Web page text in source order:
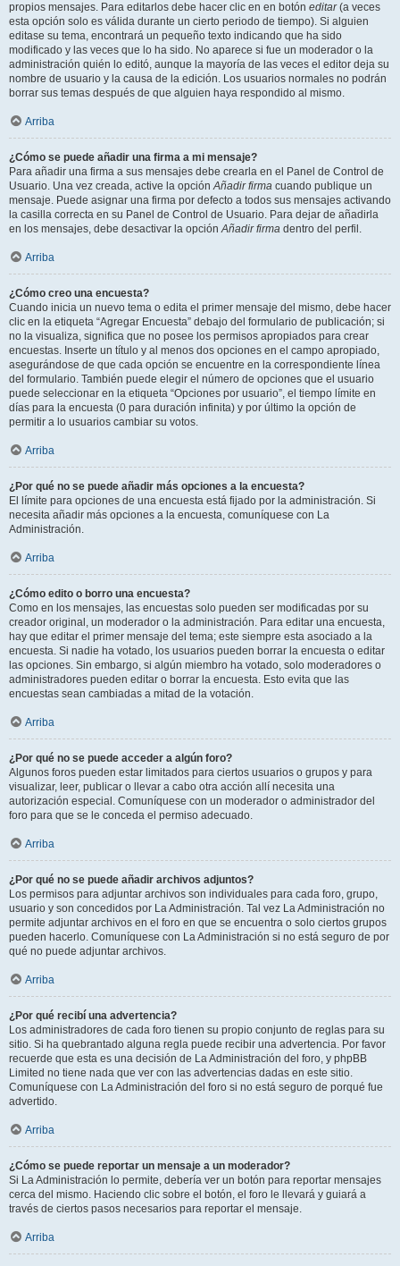
propios mensajes. Para editarlos debe hacer clic en en botón editar(a veces
esta opción solo es válida durante un cierto periodo de tiempo). Si alguien
editase su tema, encontrará un pequeño texto indicando que ha sido
modificado y las veces que lo ha sido. No aparece si fue un moderador o la
administración quién lo editó, aunque la mayoría de las veces el editor deja su
nombre de usuario y la causa de la edición. Los usuarios normales no podrán
borrar sus temas después de que alguien haya respondido al mismo.
Arriba
¿Cómo se puede añadir una firma a mi mensaje?
Para añadir una firma a sus mensajes debe crearla en el Panel de Control de
Usuario. Una vez creada, active la opciónAñadir firma cuando publique un
mensaje. Puede asignar una firma por defecto a todos sus mensajes activando
la casilla correcta en su Panel de Control de Usuario. Para dejar de añadirla
en los mensajes, debe desactivar la opciónAñadir firma dentro del perfil.
Arriba
¿Cómo creo una encuesta?
Cuando inicia un nuevo tema o edita el primer mensaje del mismo, debe hacer
clic en la etiqueta “Agregar Encuesta” debajo del formulario de publicación; si
no la visualiza, significa que no posee los permisos apropiados para crear
encuestas. Inserte un título y al menos dos opciones en el campo apropiado,
asegurándose de que cada opción se encuentre en la correspondiente línea
del formulario. También puede elegir el número de opciones que el usuario
puede seleccionar en la etiqueta “Opciones por usuario”, el tiempo límite en
días para la encuesta (0 para duración infinita) y por último la opción de
permitir a lo usuarios cambiar su votos.
Arriba
¿Por qué no se puede añadir más opciones a la encuesta?
El límite para opciones de una encuesta está fijado por la administración. Si
necesita añadir más opciones a la encuesta, comuníquese con La
Administración.
Arriba
¿Cómo edito o borro una encuesta?
Como en los mensajes, las encuestas solo pueden ser modificadas por su
creador original, un moderador o la administración. Para editar una encuesta,
hay que editar el primer mensaje del tema; este siempre esta asociado a la
encuesta. Si nadie ha votado, los usuarios pueden borrar la encuesta o editar
las opciones. Sin embargo, si algún miembro ha votado, solo moderadores o
administradores pueden editar o borrar la encuesta. Esto evita que las
encuestas sean cambiadas a mitad de la votación.
Arriba
¿Por qué no se puede acceder a algún foro?
Algunos foros pueden estar limitados para ciertos usuarios o grupos y para
visualizar, leer, publicar o llevar a cabo otra acción allí necesita una
autorización especial. Comuníquese con un moderador o administrador del
foro para que se le conceda el permiso adecuado.
Arriba
¿Por qué no se puede añadir archivos adjuntos?
Los permisos para adjuntar archivos son individuales para cada foro, grupo,
usuario y son concedidos por La Administración. Tal vez La Administración no
permite adjuntar archivos en el foro en que se encuentra o solo ciertos grupos
pueden hacerlo. Comuníquese con La Administración si no está seguro de por
qué no puede adjuntar archivos.
Arriba
¿Por qué recibí una advertencia?
Los administradores de cada foro tienen su propio conjunto de reglas para su
sitio. Si ha quebrantado alguna regla puede recibir una advertencia. Por favor
recuerde que esta es una decisión de La Administración del foro, y phpBB
Limited no tiene nada que ver con las advertencias dadas en este sitio.
Comuníquese con La Administración del foro si no está seguro de porqué fue
advertido.
Arriba
¿Cómo se puede reportar un mensaje a un moderador?
Si La Administración lo permite, debería ver un botón para reportar mensajes
cerca del mismo. Haciendo clic sobre el botón, el foro le llevará y guiará a
través de ciertos pasos necesarios para reportar el mensaje.
Arriba